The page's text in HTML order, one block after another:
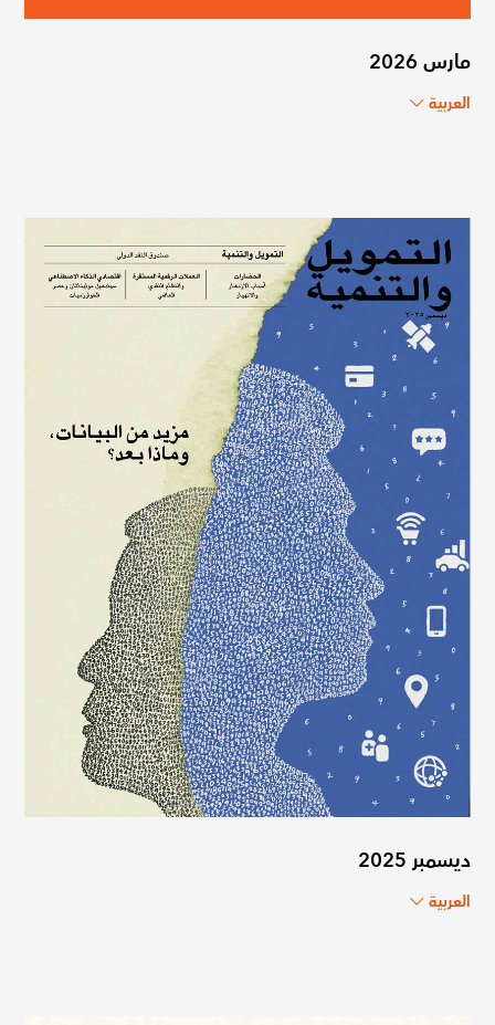
مارس 2026
العربية
ديسمبر 2025
العربية